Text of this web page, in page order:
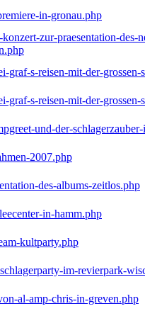
in-gronau.php
zur-praesentation-
graf-s-reisen-mit-der-
graf-s-reisen-mit-der-
und-der-
2007.php
des-albums-zeitlos.php
in-hamm.php
kultparty.php
im-revierpark-
al-amp-chris-in-greven.php